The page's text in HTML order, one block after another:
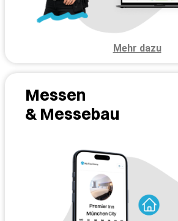
Mehr dazu
Messen
& Messebau